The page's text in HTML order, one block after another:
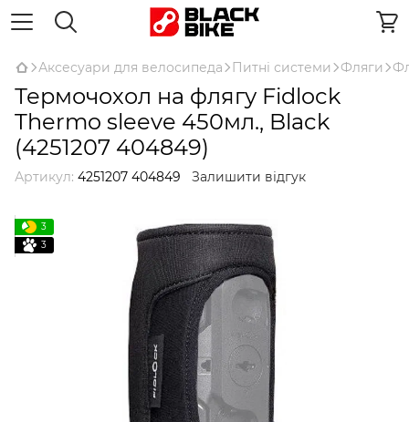
Аксесуари для велосипеда Питні системи Фляги
Термочохол на флягу Fidlock
Thermo sleeve 450мл., Black
(4251207 404849)
Артикул: 4251207 404849 Залишити відгук
3
3